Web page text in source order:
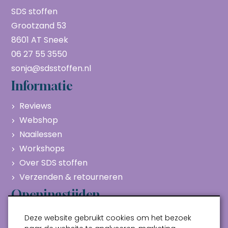
SDS stoffen
Grootzand 53
8601 AT Sneek
06 27 55 3550
sonja@sdsstoffen.nl
Informatie
Reviews
Webshop
Naailessen
Workshops
Over SDS stoffen
Verzenden & retourneren
Openingstijden
Maandag
Gesloten
Deze website gebruikt cookies om het bezoek